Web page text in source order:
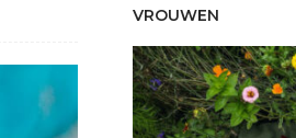
VROUWEN